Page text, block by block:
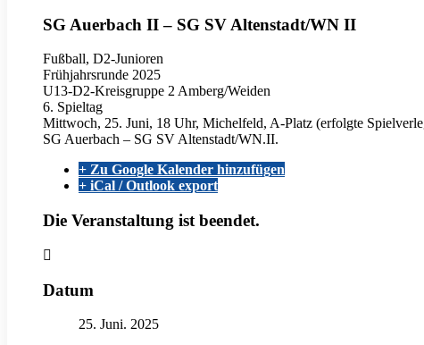
SG Auerbach II – SG SV Altenstadt/WN II
Fußball, D2-Junioren
Frühjahrsrunde 2025
U13-D2-Kreisgruppe 2 Amberg/Weiden
6. Spieltag
Mittwoch, 25. Juni, 18 Uhr, Michelfeld, A-Platz (erfolgte
SG Auerbach – SG SV Altenstadt/WN.II.
+ Zu Google Kalender hinzufügen
+ iCal / Outlook export
Die Veranstaltung ist beendet.
Datum
25. Juni. 2025